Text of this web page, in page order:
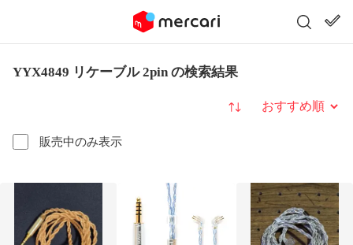
YYX4849 リケーブル 2pin の検索結果
販売中のみ表示
並び替え